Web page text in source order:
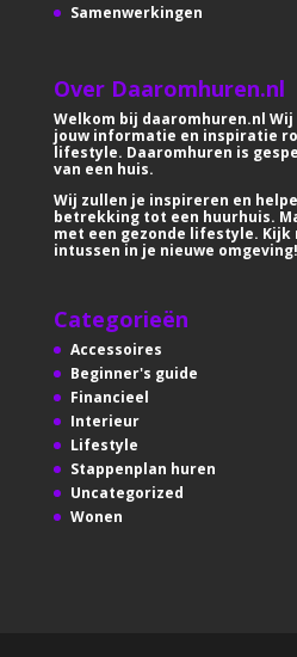
Samenwerkingen
Over Daaromhuren.nl
Welkom bij daaromhuren.nl
jouw informatie en inspiratie
lifestyle. Daaromhuren is
van een huis.
Wij zullen je inspireren en
betrekking tot een huurhuis.
met een gezonde lifestyle. Kijk
intussen in je nieuwe omgeving!
Categorieën
Accessoires
Beginner's guide
Financieel
Interieur
Lifestyle
Stappenplan huren
Uncategorized
Wonen